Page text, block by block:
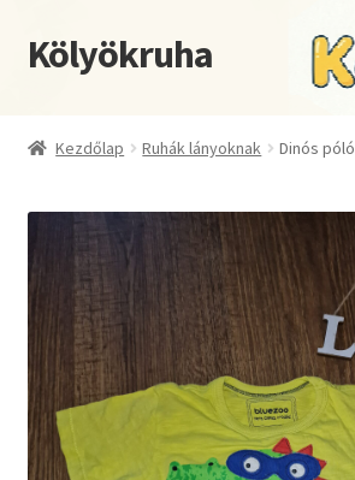
Ugrás
a
Kilépés
a
Kölyökruha
Pénztár
Termékek
Kezdőlap Ruhák lányoknak Dinós póló